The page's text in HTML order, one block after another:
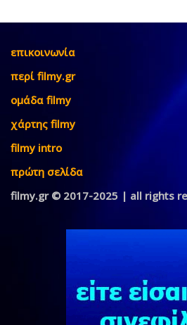
επικοινωνία
περί filmy.gr
ομάδα filmy
χάρτης filmy
filmy intro
πρώτη σελίδα
filmy.gr © 2017-2025 | all rights